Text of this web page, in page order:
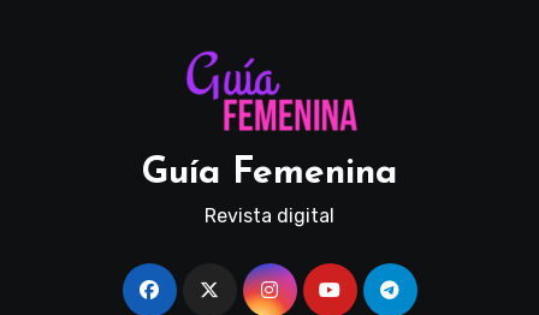
Guía Femenina
Revista digital